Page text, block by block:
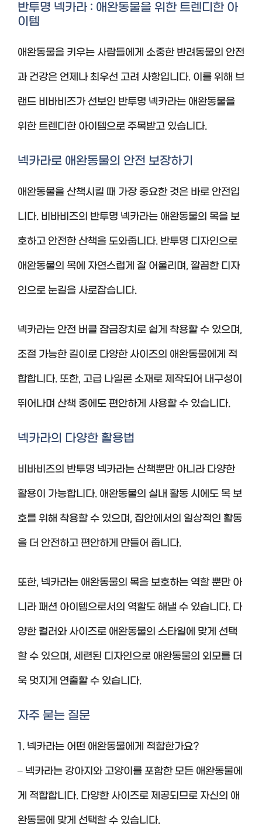
반투명 넥카라 : 애완동물을 위한 트렌디한 아
이템
애완동물을 키우는 사람들에게 소중한 반려동물의 안전
과 건강은 언제나 최우선 고려 사항입니다. 이를 위해 브
랜드 비바비즈가 선보인 반투명 넥카라는 애완동물을
위한 트렌디한 아이템으로 주목받고 있습니다.
넥카라로 애완동물의 안전 보장하기
애완동물을 산책시킬 때 가장 중요한 것은 바로 안전입
니다. 비바비즈의 반투명 넥카라는 애완동물의 목을 보
호하고 안전한 산책을 도와줍니다. 반투명 디자인으로
애완동물의 목에 자연스럽게 잘 어울리며, 깔끔한 디자
인으로 눈길을 사로잡습니다.
넥카라는 안전 버클 잠금장치로 쉽게 착용할 수 있으며,
조절 가능한 길이로 다양한 사이즈의 애완동물에게 적
합합니다. 또한, 고급 나일론 소재로 제작되어 내구성이
뛰어나며 산책 중에도 편안하게 사용할 수 있습니다.
넥카라의 다양한 활용법
비바비즈의 반투명 넥카라는 산책뿐만 아니라 다양한
활용이 가능합니다. 애완동물의 실내 활동 시에도 목 보
호를 위해 착용할 수 있으며, 집안에서의 일상적인 활동
을 더 안전하고 편안하게 만들어 줍니다.
또한, 넥카라는 애완동물의 목을 보호하는 역할 뿐만 아
니라 패션 아이템으로서의 역할도 해낼 수 있습니다. 다
양한 컬러와 사이즈로 애완동물의 스타일에 맞게 선택
할 수 있으며, 세련된 디자인으로 애완동물의 외모를 더
욱 멋지게 연출할 수 있습니다.
자주 묻는 질문
1. 넥카라는 어떤 애완동물에게 적합한가요?
– 넥카라는 강아지와 고양이를 포함한 모든 애완동물에
게 적합합니다. 다양한 사이즈로 제공되므로 자신의 애
완동물에 맞게 선택할 수 있습니다.